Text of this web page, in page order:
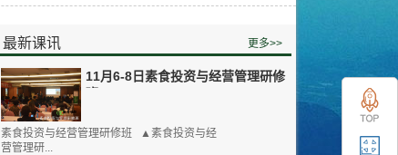
最新课讯 更多>>
11月6-8日素食投资与经营管理研修
素食投资与经营管理研修班 ▲素食投资与经
营管理研...